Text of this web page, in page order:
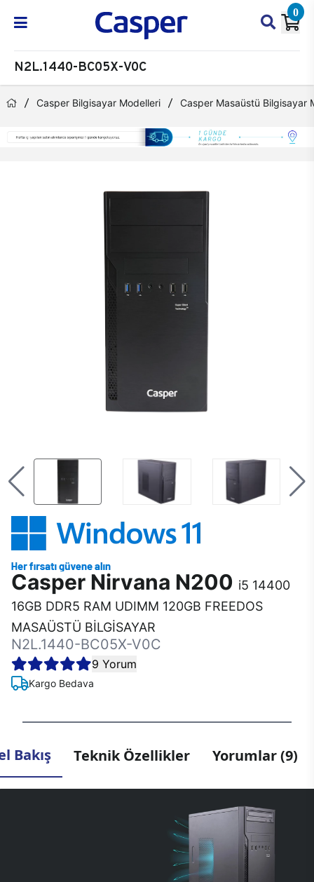
0
N2L.1440-BC05X-V0C
Casper Bilgisayar Modelleri Casper Masaüstü Bilgisayar
Casper Nirvana N200 i5 14400
16GB DDR5 RAM UDIMM 120GB FREEDOS
MASAÜSTÜ BİLGİSAYAR
N2L.1440-BC05X-V0C
9 Yorum
Kargo Bedava
Bakış Teknik Özellikler Yorumlar (9)